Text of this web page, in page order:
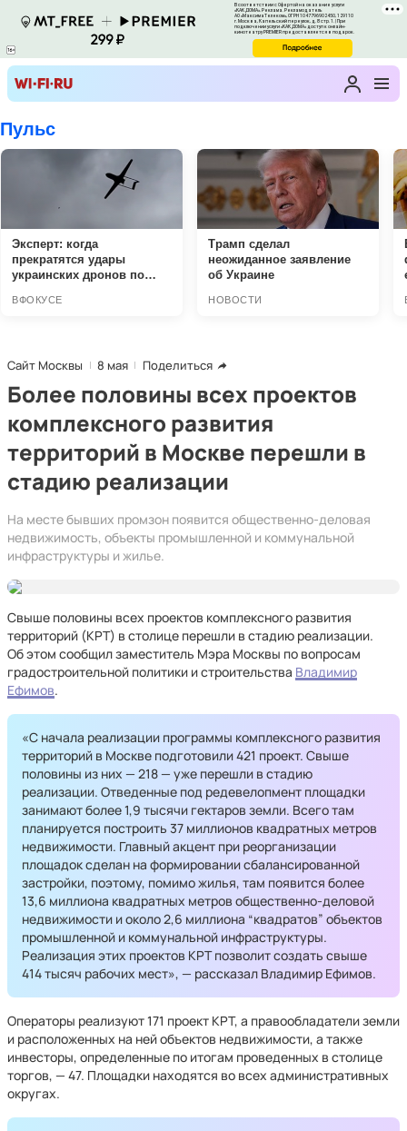
Сайт Москвы 8 мая Поделиться
Более половины всех проектов
комплексного развития
территорий в Москве перешли в
стадию реализации
На месте бывших промзон появится общественно-деловая
недвижимость, объекты промышленной и коммунальной
инфраструктуры и жилье.
Свыше половины всех проектов комплексного развития
территорий (КРТ) в столице перешли в стадию реализации.
Об этом сообщил заместитель Мэра Москвы по вопросам
градостроительной политики и строительства Владимир
Ефимов.
«С начала реализации программы комплексного развития
территорий в Москве подготовили 421 проект. Свыше
половины из них — 218 — уже перешли в стадию
реализации. Отведенные под редевелопмент площадки
занимают более 1,9 тысячи гектаров земли. Всего там
планируется построить 37 миллионов квадратных метров
недвижимости. Главный акцент при реорганизации
площадок сделан на формировании сбалансированной
застройки, поэтому, помимо жилья, там появится более
13,6 миллиона квадратных метров общественно-деловой
недвижимости и около 2,6 миллиона “квадратов” объектов
промышленной и коммунальной инфраструктуры.
Реализация этих проектов КРТ позволит создать свыше
414 тысяч рабочих мест», — рассказал Владимир Ефимов.
Операторы реализуют 171 проект КРТ, а правообладатели земли
и расположенных на ней объектов недвижимости, а также
инвесторы, определенные по итогам проведенных в столице
торгов, — 47. Площадки находятся во всех административных
округах.